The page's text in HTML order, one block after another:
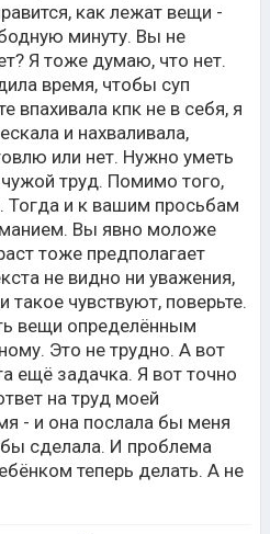
как лежат вещи -
минуту. Вы не
Я тоже думаю, что нет.
время, чтобы суп
впахивала кпк не в себя, я
и нахваливала,
или нет. Нужно уметь
труд. Помимо того,
Тогда и к вашим просьбам
Вы явно моложе
тоже предполагает
не видно ни уважения,
чувствуют, поверьте.
вещи определённым
Это не трудно. А вот
ещё задачка. Я вот точно
на труд моей
- и она послала бы меня
сделала. И проблема
теперь делать. А не